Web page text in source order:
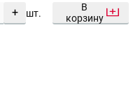
+ шт.
В
корзину